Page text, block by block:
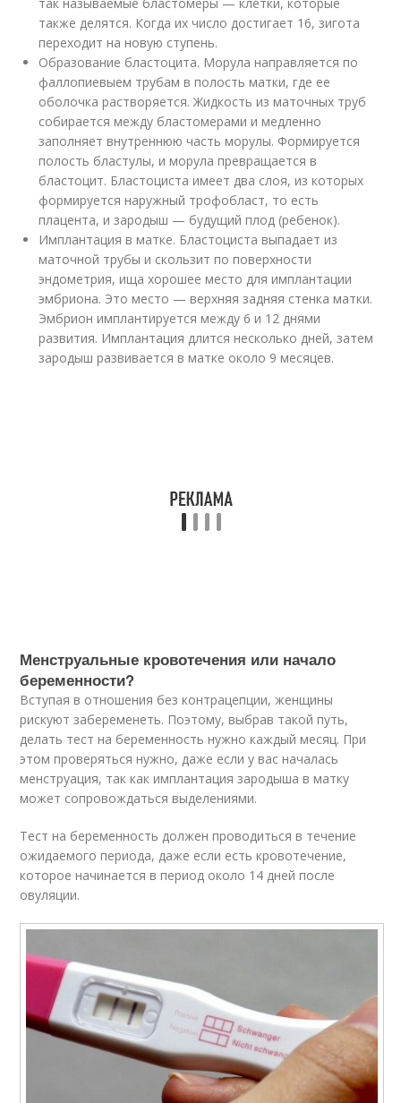
также делятся. Когда их число достигает 16, зигота
переходит на новую ступень.
Образование бластоцита. Морула направляется по
фаллопиевыем трубам в полость матки, где ее
оболочка растворяется. Жидкость из маточных труб
собирается между бластомерами и медленно
заполняет внутреннюю часть морулы. Формируется
полость бластулы, и морула превращается в
бластоцит. Бластоциста имеет два слоя, из которых
формируется наружный трофобласт, то есть
плацента, и зародыш — будущий плод (ребенок).
Имплантация в матке. Бластоциста выпадает из
маточной трубы и скользит по поверхности
эндометрия, ища хорошее место для имплантации
эмбриона. Это место — верхняя задняя стенка матки.
Эмбрион имплантируется между 6 и 12 днями
развития. Имплантация длится несколько дней, затем
зародыш развивается в матке около 9 месяцев.
Менструальные кровотечения или начало
беременности?
Вступая в отношения без контрацепции, женщины
рискуют забеременеть. Поэтому, выбрав такой путь,
делать тест на беременность нужно каждый месяц. При
этом проверяться нужно, даже если у вас началась
менструация, так как имплантация зародыша в матку
может сопровождаться выделениями.
Тест на беременность должен проводиться в течение
ожидаемого периода, даже если есть кровотечение,
которое начинается в период около 14 дней после
овуляции.